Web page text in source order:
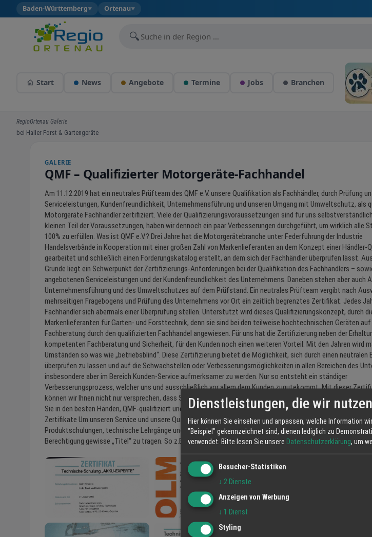
Baden-Württemberg▼ Ortenau▼
🔍
Start News Angebote Termine Jobs Branchen
RegioOrtenau Galerie
bei Haller Forst & Gartengeräte
GALERIE
QMF – Qualifizierter Motorgeräte-Fachhandel
Am 11.12.2019 hat ein neutrales Prüfteam des QMF e.V. unsere Qualifikation als Fachhändler, durch Prüfung
Serviceleistungen, Kundenfreundlichkeit, Unternehmensführung und unseren Umgang mit Umweltschutz, als
Motorgeräte Fachhändler zertifiziert. Viele der Qualifizierungsvoraussetzungen sind für uns
kleinen Teil der Voraussetzungen, haben wir dennoch ein paar Verbesserungen durchgeführt, um wirklich alle
100% zu erfüllen. Was ist QMF e.V.? Drei Jahre hat die Motorgerätebranche unter Federführung der Industrie
Handelsverbände in Kooperation mit einer großen Zahl von Markenlieferanten an dem Konzept einer Händler-
gearbeitet und schließlich einen Forderungskatalog erstellt, an dem sich der Fachhändler überprüfen lässt.
Grunde liegt ein Schwerpunkt der Zertifizierungs-Anforderungen bei der Qualifikation des Fachhändlers –
angebotenen Serviceleistungen und der Kundenfreundlichkeit des Unternehmens. Daneben stehen aber auch
Unternehmensführung und des Umweltschutzes auf dem Prüfstand. Ein neutrales Prüfteam vergibt nach
mehrseitigen Fragebogens und Prüfung des Unternehmens vor Ort ein zeitlich begrenztes Zertifikat. Jedes
Fachhändler sich abermals einer Überprüfung stellen. Unterstützt wird dieses Qualifizierungskonzept, durch
Markenlieferanten für Garten- und Forsttechnik, denn sie sind bei den teilweise hochtechnischen Geräten auf
Fachberatung durch den qualifizierten Fachhandel angewiesen. Für uns hat die Zertifizierung neben der
kompetenten Fachberatung und Sicherheit, für den Kunden noch einen weiteren Vorteil: Mit den Jahren wird
Umständen so was wie „betriebsblind“. Diese Zertifizierung bietet die Möglichkeit, sich durch einen neutralen
überprüfen zu lassen und auf die Schwachstellen oder Verbesserungsmöglichkeiten in allen Bereichen des
insbesondere aber im Bereich Kunden-Service aufmerksamer zu werden. Nur so entsteht ein ständiger
Verbesserungsprozess, welcher uns und ausschließlich vor allem dem Kunden zugutekommt. Mit dieser
können wir Ihnen nicht nur versprechen, dass Sie bei uns den besten Service erhalten, sondern auch
Sie in den besten Händen, QMF-qualifiziert und ganz nach unserem Moto „freundlich-kompetent-
Zertifikate Um unseren Service und unsere Qualität aufrecht zu erhalten bzw. weiter zu steigern, besuchen
Produktschulungen, technische Lehrgänge und Händlertagungen unserer Lieferanten. Diese Schulungen
Berechtigung gewisse „Titel“ zu tragen. So z.B. auch den Titel des Automowerexperten den wir bereits seit
Dienstleistungen, die wir
Hier können Sie einsehen und anpassen, welche Information
"Beispiel" gekennzeichnet sind, dienen lediglich zu
verwendet. Bitte lesen Sie unsere Datenschutzerklärung, um
Besucher-Statistiken
↓ 2 Dienste
Anzeigen von Werbung
↓ 1 Dienst
Styling